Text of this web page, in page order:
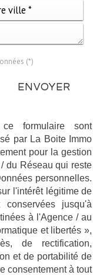
(*)
ENVOYER
formulaire sont
par La Boite Immo
pour la gestion
du Réseau qui reste
personnelles.
l'intérêt légitime de
jusqu'à
à l'Agence / au
et libertés »,
de rectification,
et de portabilité de
consentement à tout